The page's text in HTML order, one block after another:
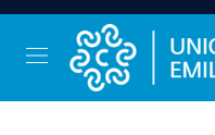
Vai al contenuto
Vai alla navigazione
Vai al footer